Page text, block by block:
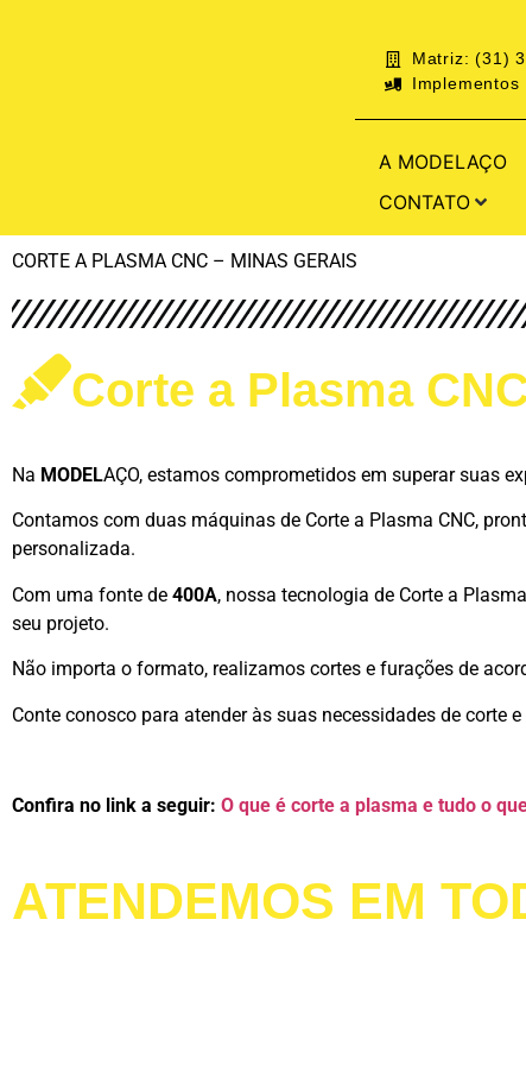
Matriz: (31)
A MODELAÇO
CONTATO
CORTE A PLASMA CNC – MINAS GERAIS
Corte a Plasma
Na MODELAÇO, estamos comprometidos em superar suas
Contamos com duas máquinas de Corte a Plasma CNC,
personalizada.
Com uma fonte de 400A, nossa tecnologia de Corte a
seu projeto.
Não importa o formato, realizamos cortes e furações de
Conte conosco para atender às suas necessidades de corte
Confira no link a seguir: O que é corte a plasma e tudo o
ATENDEMOS EM